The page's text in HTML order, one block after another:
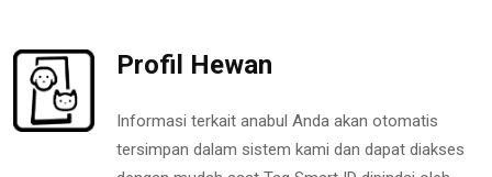
Profil Hewan
Informasi terkait anabul Anda akan otomatis
tersimpan dalam sistem kami dan dapat diakses